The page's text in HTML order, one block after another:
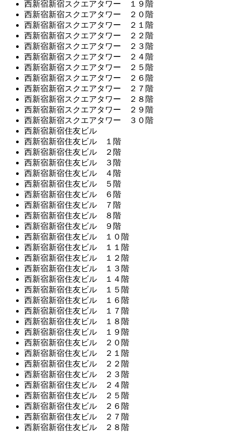
西新宿新宿スクエアタワー １９階
西新宿新宿スクエアタワー ２０階
西新宿新宿スクエアタワー ２１階
西新宿新宿スクエアタワー ２２階
西新宿新宿スクエアタワー ２３階
西新宿新宿スクエアタワー ２４階
西新宿新宿スクエアタワー ２５階
西新宿新宿スクエアタワー ２６階
西新宿新宿スクエアタワー ２７階
西新宿新宿スクエアタワー ２８階
西新宿新宿スクエアタワー ２９階
西新宿新宿スクエアタワー ３０階
西新宿新宿住友ビル
西新宿新宿住友ビル １階
西新宿新宿住友ビル ２階
西新宿新宿住友ビル ３階
西新宿新宿住友ビル ４階
西新宿新宿住友ビル ５階
西新宿新宿住友ビル ６階
西新宿新宿住友ビル ７階
西新宿新宿住友ビル ８階
西新宿新宿住友ビル ９階
西新宿新宿住友ビル １０階
西新宿新宿住友ビル １１階
西新宿新宿住友ビル １２階
西新宿新宿住友ビル １３階
西新宿新宿住友ビル １４階
西新宿新宿住友ビル １５階
西新宿新宿住友ビル １６階
西新宿新宿住友ビル １７階
西新宿新宿住友ビル １８階
西新宿新宿住友ビル １９階
西新宿新宿住友ビル ２０階
西新宿新宿住友ビル ２１階
西新宿新宿住友ビル ２２階
西新宿新宿住友ビル ２３階
西新宿新宿住友ビル ２４階
西新宿新宿住友ビル ２５階
西新宿新宿住友ビル ２６階
西新宿新宿住友ビル ２７階
西新宿新宿住友ビル ２８階